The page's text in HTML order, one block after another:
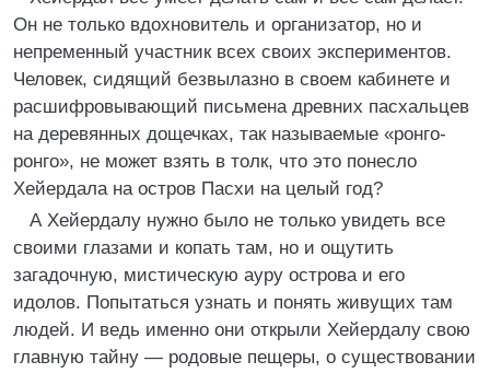
Он не только вдохновитель и организатор, но и
непременный участник всех своих экспериментов.
Человек, сидящий безвылазно в своем кабинете и
расшифровывающий письмена древних пасхальцев
на деревянных дощечках, так называемые «ронго-
ронго», не может взять в толк, что это понесло
Хейердала на остров Пасхи на целый год?
А Хейердалу нужно было не только увидеть все
своими глазами и копать там, но и ощутить
загадочную, мистическую ауру острова и его
идолов. Попытаться узнать и понять живущих там
людей. И ведь именно они открыли Хейердалу свою
главную тайну — родовые пещеры, о существовании